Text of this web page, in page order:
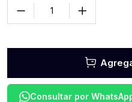
Consultar por